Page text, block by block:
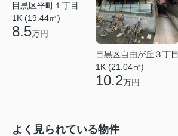
目黒区平町１丁目
1K (19.44㎡)
8.5万円
目黒区自由が丘３丁目
1K (21.04㎡)
10.2万円
よく見られている物件